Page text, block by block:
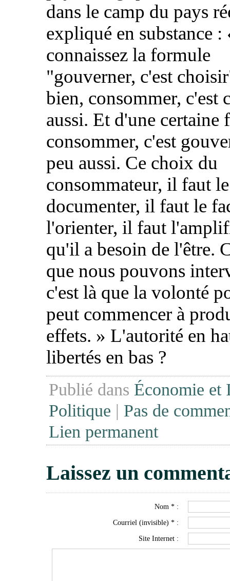
dans le camp du pays
expliqué en substance
connaissez la formule
"gouverner, c'est
bien, consommer, c'est
aussi. Et d'une certaine
consommer, c'est
peu aussi. Ce choix du
consommateur, il faut le
documenter, il faut le
l'orienter, il faut
qu'il a besoin de l'être.
que nous pouvons
c'est là que la volonté
peut commencer à
effets. » L'autorité en
libertés en bas ?
Publié dans Économie et
Politique | Pas de
Lien permanent
Laissez un
Nom * :
Courriel (invisible) * :
Site Internet :